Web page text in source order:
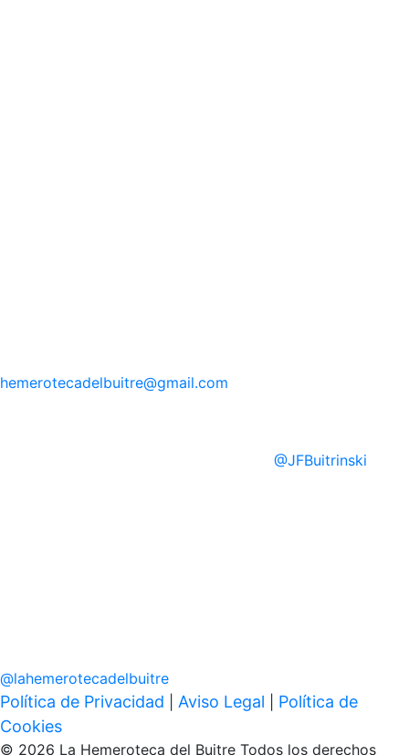
hemerotecadelbuitre@gmail.com
@JFBuitrinski
@lahemerotecadelbuitre
Política de Privacidad Aviso Legal
Política de
Cookies
© 2026 La Hemeroteca del Buitre Todos los derechos